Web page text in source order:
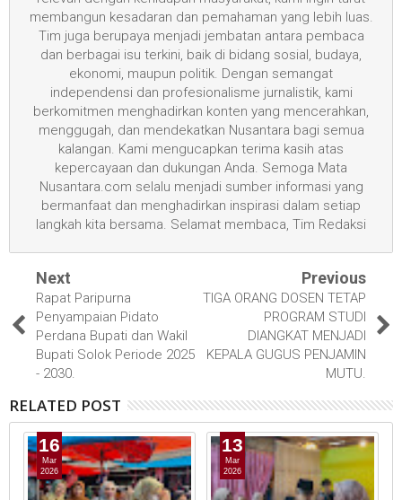
membangun kesadaran dan pemahaman yang lebih luas.
Tim juga berupaya menjadi jembatan antara pembaca
dan berbagai isu terkini, baik di bidang sosial, budaya,
ekonomi, maupun politik. Dengan semangat
independensi dan profesionalisme jurnalistik, kami
berkomitmen menghadirkan konten yang mencerahkan,
menggugah, dan mendekatkan Nusantara bagi semua
kalangan. Kami mengucapkan terima kasih atas
kepercayaan dan dukungan Anda. Semoga Mata
Nusantara.com selalu menjadi sumber informasi yang
bermanfaat dan menghadirkan inspirasi dalam setiap
langkah kita bersama. Selamat membaca, Tim Redaksi
Next
Rapat Paripurna
Penyampaian Pidato
Perdana Bupati dan Wakil
Bupati Solok Periode 2025
- 2030.
Previous
TIGA ORANG DOSEN TETAP
PROGRAM STUDI
DIANGKAT MENJADI
KEPALA GUGUS PENJAMIN
MUTU.
RELATED POST
16
Mar
2026
13
Mar
2026